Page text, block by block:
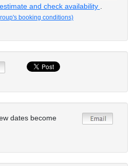
and check availability
booking conditions)
dates become